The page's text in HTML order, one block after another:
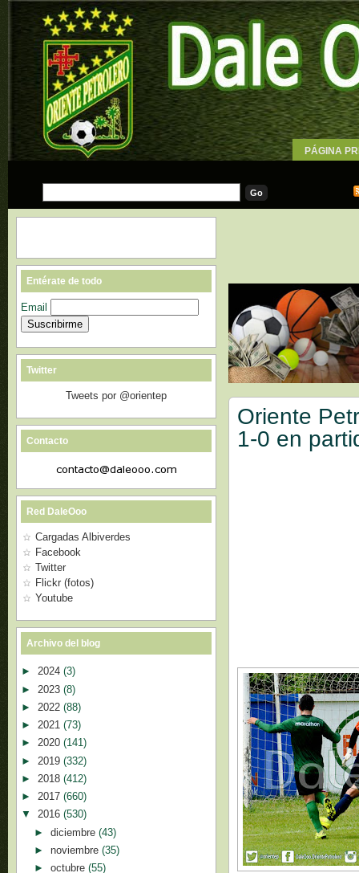
PÁGINA
Oriente
1-0 en
Entérate de todo
Email
Twitter
Tweets por @orientep
Contacto
Red DaleOoo
Cargadas Albiverdes
Facebook
Twitter
Flickr (fotos)
Youtube
Archivo del blog
► 2024 (3)
► 2023 (8)
► 2022 (88)
► 2021 (73)
► 2020 (141)
► 2019 (332)
► 2018 (412)
► 2017 (660)
▼ 2016 (530)
► diciembre (43)
► noviembre (35)
► octubre (55)